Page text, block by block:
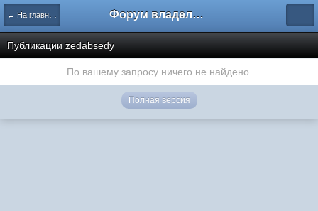
← На главную Форум владельцев интернет-магазинов
Публикации zedabsedy
По вашему запросу ничего не найдено.
Полная версия